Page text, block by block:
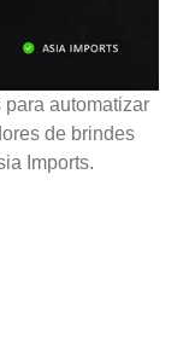
automatizar
de brindes
Imports.